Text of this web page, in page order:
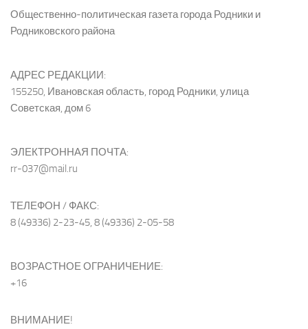
Общественно-политическая газета города Родники и
Родниковского района
АДРЕС РЕДАКЦИИ:
155250, Ивановская область, город Родники, улица
Советская, дом 6
ЭЛЕКТРОННАЯ ПОЧТА:
rr-037@mail.ru
ТЕЛЕФОН / ФАКС:
8 (49336) 2-23-45, 8 (49336) 2-05-58
ВОЗРАСТНОЕ ОГРАНИЧЕНИЕ:
+16
ВНИМАНИЕ!